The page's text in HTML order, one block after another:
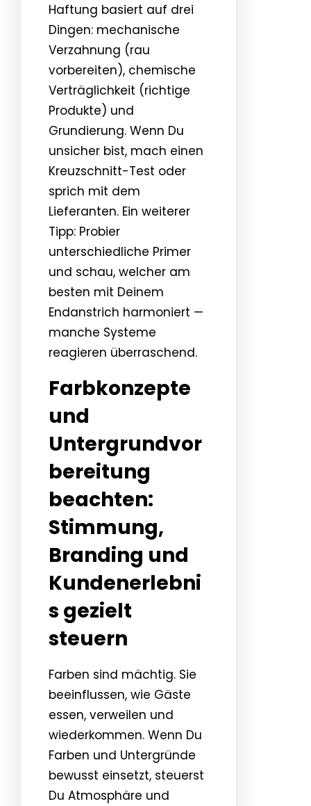
Haftung basiert auf drei
Dingen: mechanische
Verzahnung (rau
vorbereiten), chemische
Verträglichkeit (richtige
Produkte) und
Grundierung. Wenn Du
unsicher bist, mach einen
Kreuzschnitt-Test oder
sprich mit dem
Lieferanten. Ein weiterer
Tipp: Probier
unterschiedliche Primer
und schau, welcher am
besten mit Deinem
Endanstrich harmoniert —
manche Systeme
reagieren überraschend.
Farbkonzepte
und
Untergrundvor
bereitung
beachten:
Stimmung,
Branding und
Kundenerlebni
s gezielt
steuern
Farben sind mächtig. Sie
beeinflussen, wie Gäste
essen, verweilen und
wiederkommen. Wenn Du
Farben und Untergründe
bewusst einsetzt, steuerst
Du Atmosphäre und